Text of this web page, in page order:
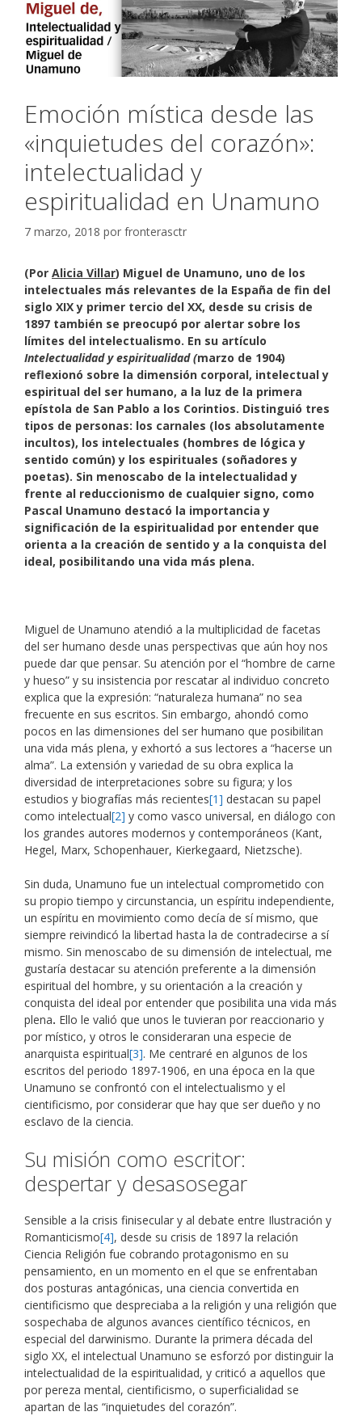
Emoción mística desde las
«inquietudes del corazón»:
intelectualidad y
espiritualidad en Unamuno
7 marzo, 2018 por fronterasctr
(Por Alicia Villar) Miguel de Unamuno, uno de los
intelectuales más relevantes de la España de fin del
siglo XIX y primer tercio del XX, desde su crisis de
1897 también se preocupó por alertar sobre los
límites del intelectualismo. En su artículo
Intelectualidad y espiritualidad (marzo de 1904)
reflexionó sobre la dimensión corporal, intelectual y
espiritual del ser humano, a la luz de la primera
epístola de San Pablo a los Corintios. Distinguió tres
tipos de personas: los carnales (los absolutamente
incultos), los intelectuales (hombres de lógica y
sentido común) y los espirituales (soñadores y
poetas). Sin menoscabo de la intelectualidad y
frente al reduccionismo de cualquier signo, como
Pascal Unamuno destacó la importancia y
significación de la espiritualidad por entender que
orienta a la creación de sentido y a la conquista del
ideal, posibilitando una vida más plena.
Miguel de Unamuno atendió a la multiplicidad de facetas
del ser humano desde unas perspectivas que aún hoy nos
puede dar que pensar. Su atención por el “hombre de carne
y hueso” y su insistencia por rescatar al individuo concreto
explica que la expresión: “naturaleza humana” no sea
frecuente en sus escritos. Sin embargo, ahondó como
pocos en las dimensiones del ser humano que posibilitan
una vida más plena, y exhortó a sus lectores a “hacerse un
alma”. La extensión y variedad de su obra explica la
diversidad de interpretaciones sobre su figura; y los
estudios y biografías más recientes[1] destacan su papel
como intelectual[2] y como vasco universal, en diálogo con
los grandes autores modernos y contemporáneos (Kant,
Hegel, Marx, Schopenhauer, Kierkegaard, Nietzsche).
Sin duda, Unamuno fue un intelectual comprometido con
su propio tiempo y circunstancia, un espíritu independiente,
un espíritu en movimiento como decía de sí mismo, que
siempre reivindicó la libertad hasta la de contradecirse a sí
mismo. Sin menoscabo de su dimensión de intelectual, me
gustaría destacar su atención preferente a la dimensión
espiritual del hombre, y su orientación a la creación y
conquista del ideal por entender que posibilita una vida más
plena. Ello le valió que unos le tuvieran por reaccionario y
por místico, y otros le consideraran una especie de
anarquista espiritual[3]. Me centraré en algunos de los
escritos del periodo 1897-1906, en una época en la que
Unamuno se confrontó con el intelectualismo y el
cientificismo, por considerar que hay que ser dueño y no
esclavo de la ciencia.
Su misión como escritor:
despertar y desasosegar
Sensible a la crisis finisecular y al debate entre Ilustración y
Romanticismo[4], desde su crisis de 1897 la relación
Ciencia Religión fue cobrando protagonismo en su
pensamiento, en un momento en el que se enfrentaban
dos posturas antagónicas, una ciencia convertida en
cientificismo que despreciaba a la religión y una religión que
sospechaba de algunos avances científico técnicos, en
especial del darwinismo. Durante la primera década del
siglo XX, el intelectual Unamuno se esforzó por distinguir la
intelectualidad de la espiritualidad, y criticó a aquellos que
por pereza mental, cientificismo, o superficialidad se
apartan de las “inquietudes del corazón”.